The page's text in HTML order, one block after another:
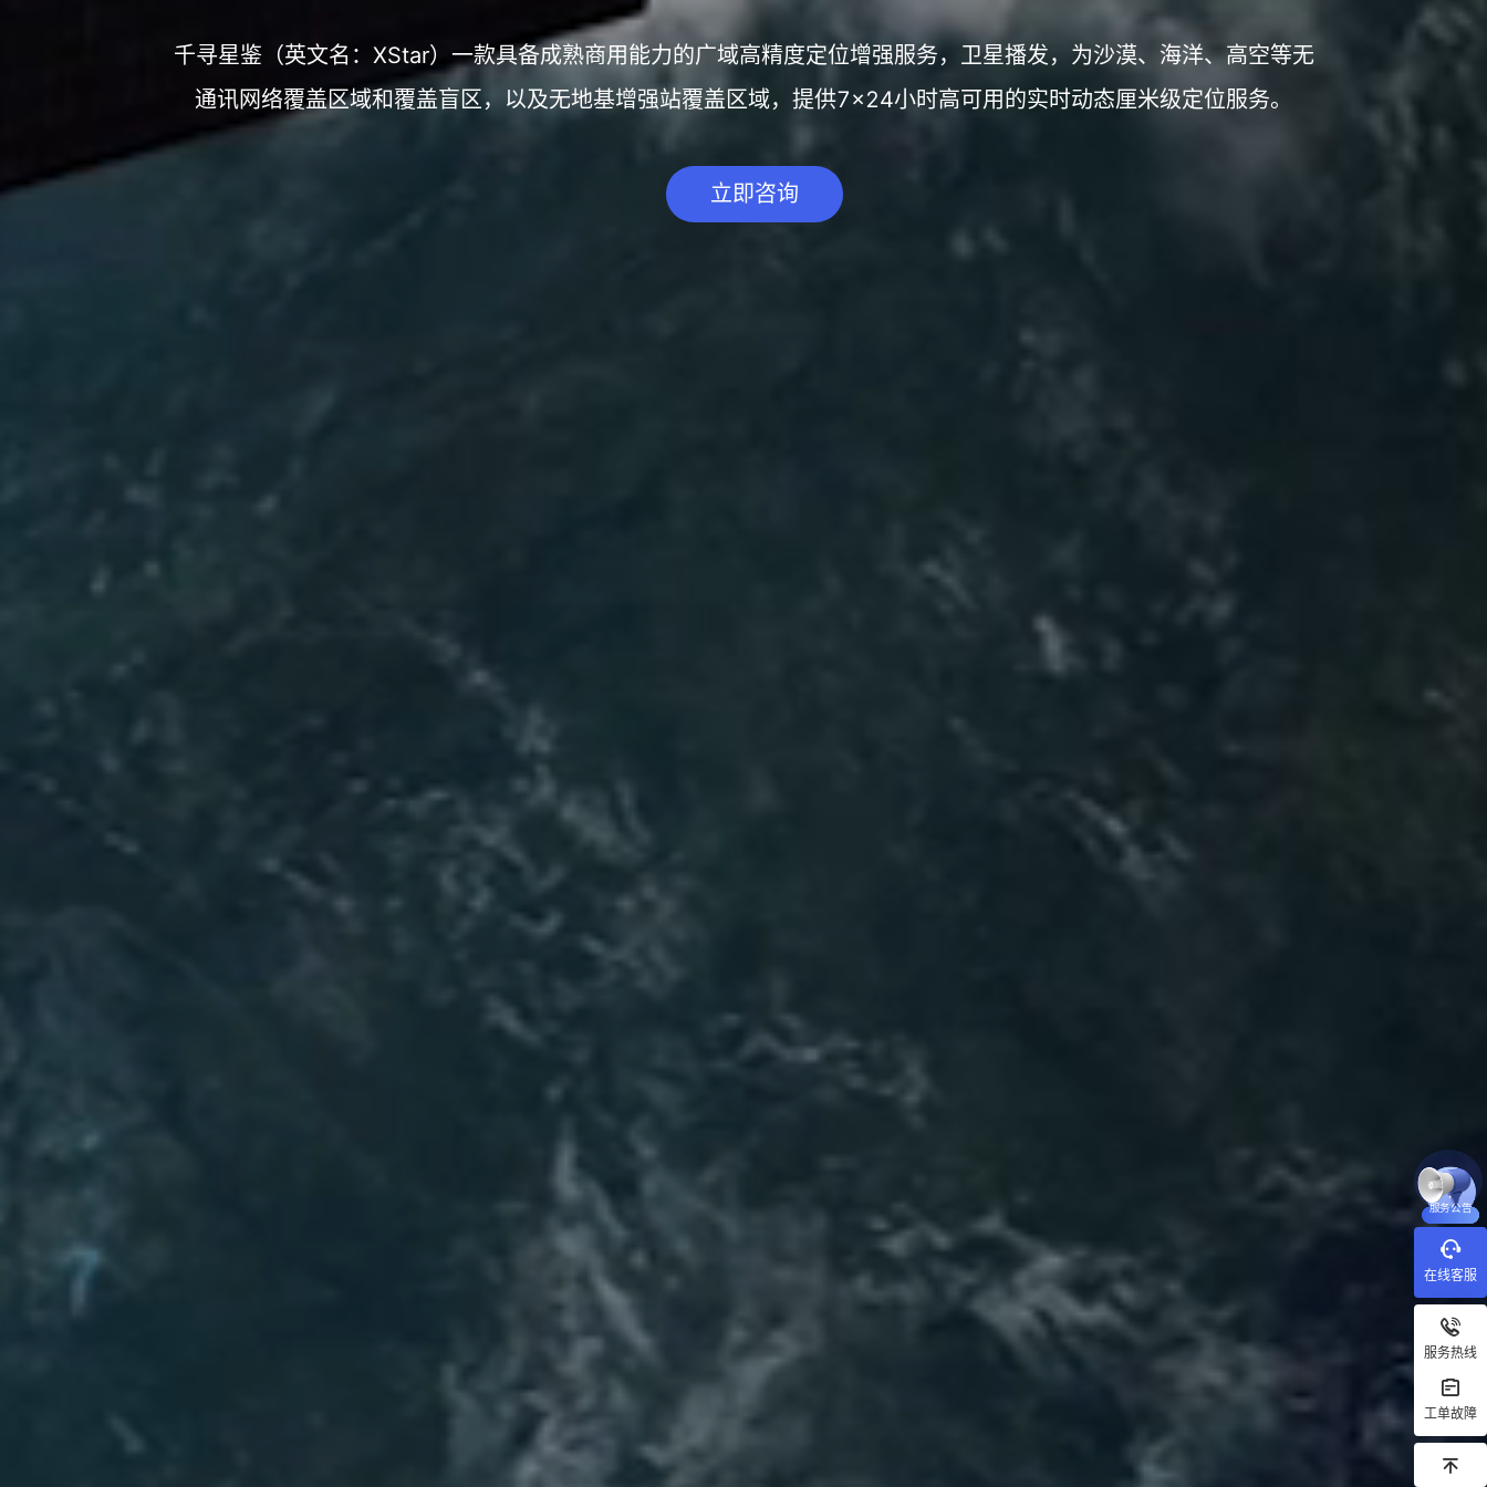
千寻星鉴（英文名：XStar）一款具备成熟商用能力的广域高精度定位增强服务，卫星播发，为沙漠、海洋、高空等无
通讯网络覆盖区域和覆盖盲区，以及无地基增强站覆盖区域，提供7×24小时高可用的实时动态厘米级定位服务。
立即咨询
服务公告
在线客服
服务热线
工单故障